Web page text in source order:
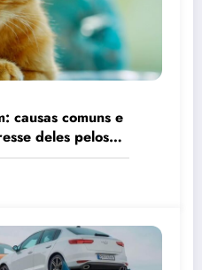
causas comuns e
deles pelos